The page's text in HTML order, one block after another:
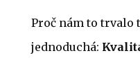
Proč nám to trvalo
jednoduchá: